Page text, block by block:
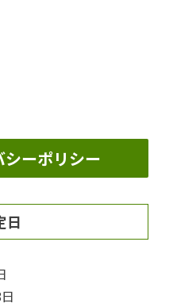
ーポリシー
日